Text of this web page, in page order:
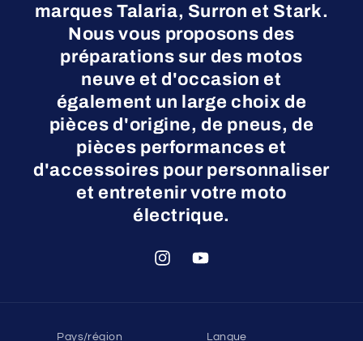
marques Talaria, Surron et Stark.
Nous vous proposons des
préparations sur des motos
neuve et d'occasion et
également un large choix de
pièces d'origine, de pneus, de
pièces performances et
d'accessoires pour personnaliser
et entretenir votre moto
électrique.
InstagramYouTube
Pays/région Langue